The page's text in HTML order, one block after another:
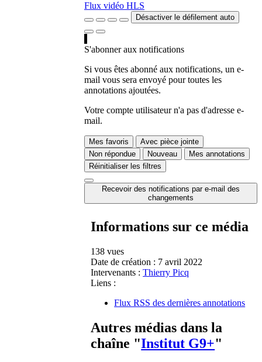
Flux vidéo HLS
Désactiver le défilement auto
S'abonner aux notifications
Si vous êtes abonné aux notifications, un e-
mail vous sera envoyé pour toutes les
annotations ajoutées.
Votre compte utilisateur n'a pas d'adresse e-
mail.
Mes favoris
Avec pièce jointe
Non répondue
Nouveau
Mes annotations
Réinitialiser les filtres
Recevoir des notifications par e-mail des
changements
Informations sur ce média
138 vues
Date de création : 7 avril 2022
Intervenants : Thierry Picq
Liens :
Flux RSS des dernières annotations
Autres médias dans la
chaîne "Institut G9+"